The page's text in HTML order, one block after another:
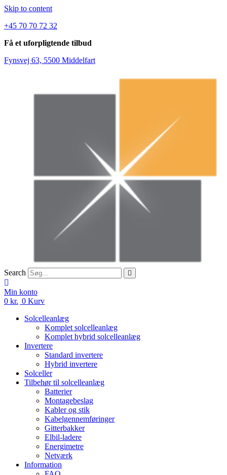
Skip to content
+45 70 70 72 32
Få et uforpligtende tilbud
Fynsvej 63, 5500 Middelfart
Search
Min konto
0 kr. 0 Kurv
Solcelleanlæg
Komplet solcelleanlæg
Komplet hybrid solcelleanlæg
Invertere
Standard invertere
Hybrid invertere
Solceller
Tilbehør til solcelleanlæg
Batterier
Montagebeslag
Kabler og stik
Kabelgennemføringer
Gitterbakker
Elbil-ladere
Energimetre
Netværk
Information